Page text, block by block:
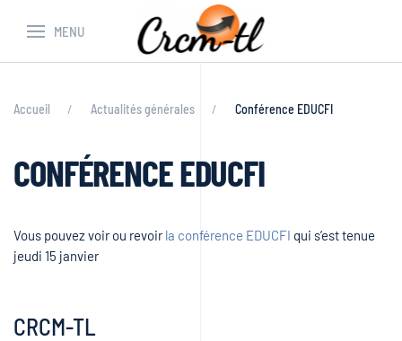
MENU
Accueil Actualités générales Conférence EDUCFI
CONFÉRENCE EDUCFI
Vous pouvez voir ou revoirla conférence EDUCFI qui s’est tenue
jeudi 15 janvier
CRCM-TL